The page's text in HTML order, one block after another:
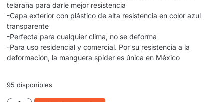
telaraña para darle mejor resistencia
-Capa exterior con plástico de alta resistencia en color azul
transparente
-Perfecta para cualquier clima, no se deforma
-Para uso residencial y comercial. Por su resistencia a la
deformación, la manguera spider es única en México
95 disponibles